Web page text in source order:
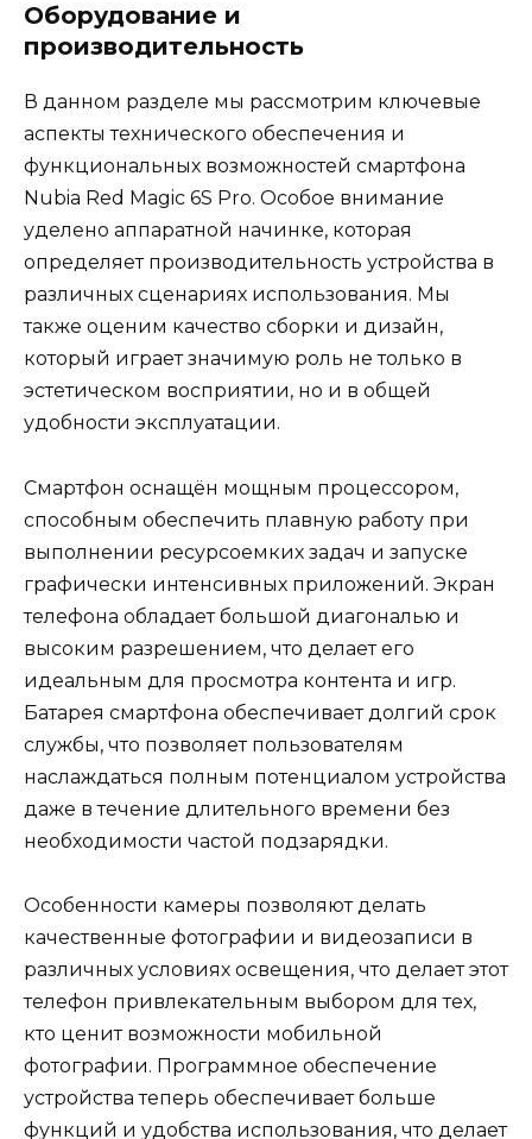
Оборудование и
производительность
В данном разделе мы рассмотрим ключевые
аспекты технического обеспечения и
функциональных возможностей смартфона
Nubia Red Magic 6S Pro. Особое внимание
уделено аппаратной начинке, которая
определяет производительность устройства в
различных сценариях использования. Мы
также оценим качество сборки и дизайн,
который играет значимую роль не только в
эстетическом восприятии, но и в общей
удобности эксплуатации.
Смартфон оснащён мощным процессором,
способным обеспечить плавную работу при
выполнении ресурсоемких задач и запуске
графически интенсивных приложений. Экран
телефона обладает большой диагональю и
высоким разрешением, что делает его
идеальным для просмотра контента и игр.
Батарея смартфона обеспечивает долгий срок
службы, что позволяет пользователям
наслаждаться полным потенциалом устройства
даже в течение длительного времени без
необходимости частой подзарядки.
Особенности камеры позволяют делать
качественные фотографии и видеозаписи в
различных условиях освещения, что делает этот
телефон привлекательным выбором для тех,
кто ценит возможности мобильной
фотографии. Программное обеспечение
устройства теперь обеспечивает больше
функций и удобства использования, что делает